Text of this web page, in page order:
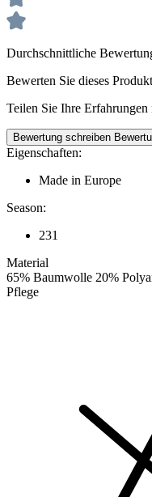
Durchschnittliche
Bewerten Sie dieses
Teilen Sie Ihre
Bewertung schreiben
Eigenschaften:
Made in Europe
Season:
231
Material
65% Baumwolle 20%
Pflege